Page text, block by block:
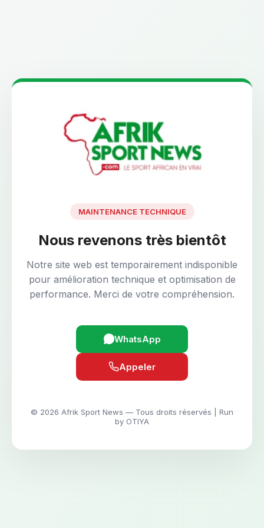
MAINTENANCE TECHNIQUE
Nous revenons très bientôt
Notre site web est temporairement indisponible
pour amélioration technique et optimisation de
performance. Merci de votre compréhension.
WhatsApp
Appeler
© 2026 Afrik Sport News — Tous droits réservés | Run
by OTIYA